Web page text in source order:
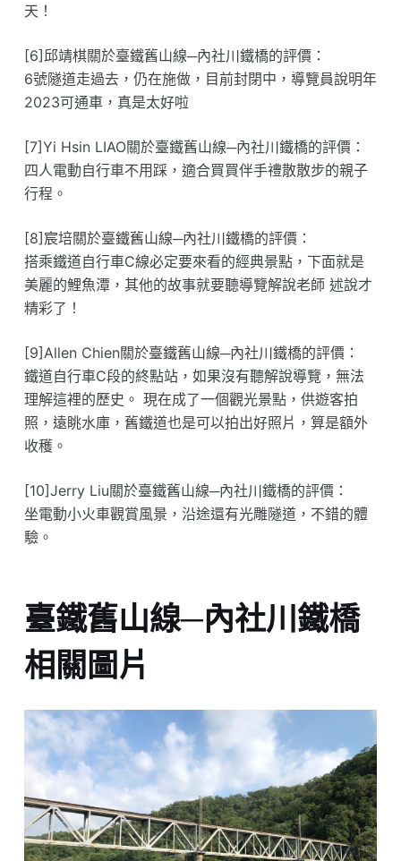
天！
[6]邱靖棋關於臺鐵舊山線─內社川鐵橋的評價：
6號隧道走過去，仍在施做，目前封閉中，導覽員說明年
2023可通車，真是太好啦
[7]Yi Hsin LIAO關於臺鐵舊山線─內社川鐵橋的評價：
四人電動自行車不用踩，適合買買伴手禮散散步的親子
行程。
[8]宸培關於臺鐵舊山線─內社川鐵橋的評價：
搭乘鐵道自行車C線必定要來看的經典景點，下面就是
美麗的鯉魚潭，其他的故事就要聽導覽解說老師 述說才
精彩了！
[9]Allen Chien關於臺鐵舊山線─內社川鐵橋的評價：
鐵道自行車C段的終點站，如果沒有聽解說導覽，無法
理解這裡的歷史。 現在成了一個觀光景點，供遊客拍
照，遠眺水庫，舊鐵道也是可以拍出好照片，算是額外
收穫。
[10]Jerry Liu關於臺鐵舊山線─內社川鐵橋的評價：
坐電動小火車觀賞風景，沿途還有光雕隧道，不錯的體
驗。
臺鐵舊山線─內社川鐵橋
相關圖片